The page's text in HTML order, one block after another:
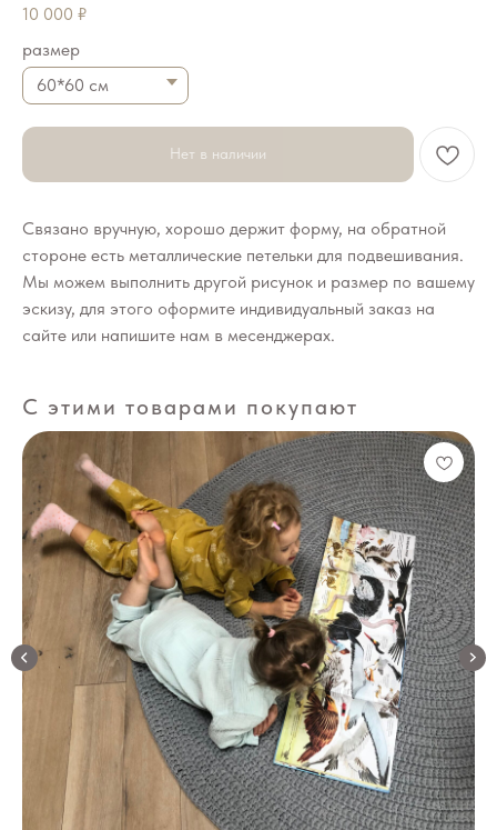
10 000 ₽
размер
Нет в наличии
Связано вручную, хорошо держит форму, на обратной
стороне есть металлические петельки для подвешивания.
Мы можем выполнить другой рисунок и размер по вашему
эскизу, для этого оформите индивидуальный заказ на
сайте или напишите нам в месенджерах.
С этими товарами покупают